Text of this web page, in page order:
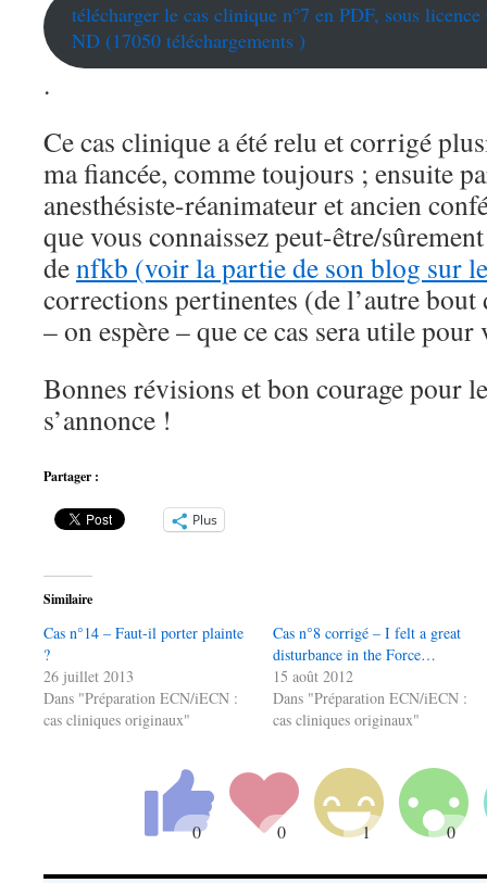
télécharger le cas clinique n°7 en PDF, sous
ND (17050 téléchargements )
.
Ce cas clinique a été relu et corrigé
ma fiancée, comme toujours ; ensuite
anesthésiste-réanimateur et ancien
que vous connaissez peut-être/
denfkb (voir la partie de son blog sur
corrections pertinentes (de l’autre bout
– on espère – que ce cas sera utile pour
Bonnes révisions et bon courage pour
s’annonce !
Partager :
Plus
Similaire
Cas n°14 – Faut-il porter plainte
?
26 juillet 2013
Dans "Préparation ECN/iECN :
cas cliniques originaux"
Cas n°8 corrigé – I felt a great
disturbance in the Force…
15 août 2012
Dans "Préparation ECN/iECN :
cas cliniques originaux"